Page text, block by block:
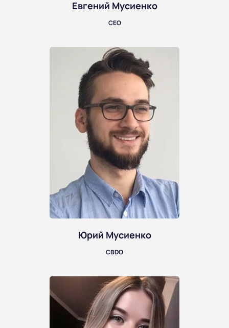
Евгений Мусиенко
CEO
Юрий Мусиенко
CBDO